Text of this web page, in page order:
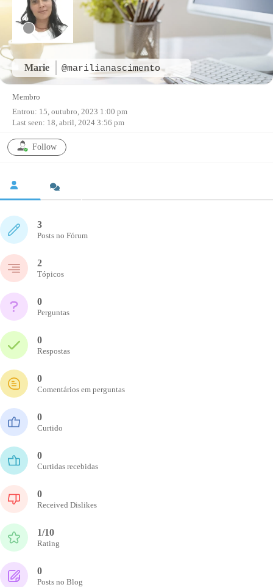
Marie @marilianascimento
Membro
Entrou: 15, outubro, 2023 1:00 pm
Last seen: 18, abril, 2024 3:56 pm
Follow
3
Posts no Fórum
2
Tópicos
0
Perguntas
0
Respostas
0
Comentários em perguntas
0
Curtido
0
Curtidas recebidas
0
Received Dislikes
1/10
Rating
0
Posts no Blog